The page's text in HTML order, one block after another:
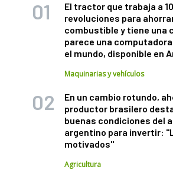
El tractor que trabaja a
revoluciones para
combustible y tiene una
parece una
el mundo, disponible en
Maquinarias y vehículos
En un cambio rotundo,
productor brasilero
buenas condiciones del
argentino para invertir:
motivados"
Agricultura